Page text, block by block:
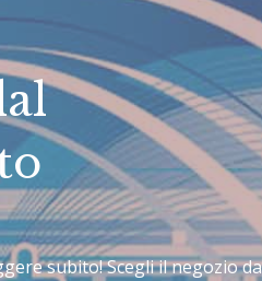
subito! Scegli il negozio